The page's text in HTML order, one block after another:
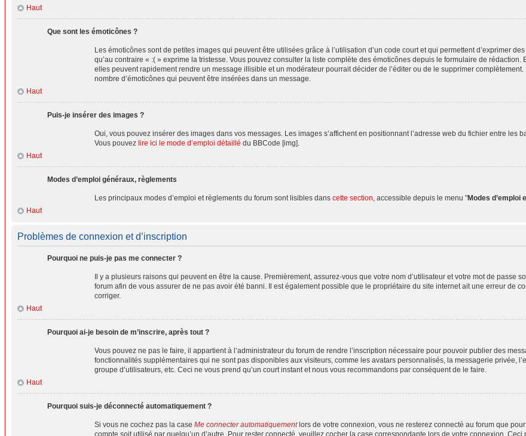
Haut
Que sont les émoticônes ?
Les émoticônes sont de petites images qui peuvent être utilisées grâce à l’utilisation d’un code court et qui permettent d’exprimer
qu’au contraire « :( » exprime la tristesse. Vous pouvez consulter la liste complète des émoticônes depuis le formulaire de
elles peuvent rapidement rendre un message illisible et un modérateur pourrait décider de l’éditer ou de le supprimer
nombre d’émoticônes qui peuvent être insérées dans un message.
Haut
Puis-je insérer des images ?
Oui, vous pouvez insérer des images dans vos messages. Les images s’affichent en positionnant l’adresse web du fichier entre les
Vous pouvez lire ici le mode d’emploi détaillé du BBCode [img].
Haut
Modes d’emploi généraux, règlements
Les principaux modes d’emploi et règlements du forum sont lisibles dans cette section , accessible depuis le menu "Modes d’emploi
Haut
Problèmes de connexion et d’inscription
Pourquoi ne puis-je pas me connecter ?
Il y a plusieurs raisons qui peuvent en être la cause. Premièrement, assurez-vous que votre nom d’utilisateur et votre mot de passe
forum afin de vous assurer de ne pas avoir été banni. Il est également possible que le propriétaire du site internet ait une erreur de
corriger.
Haut
Pourquoi ai-je besoin de m’inscrire, après tout ?
Vous pouvez ne pas le faire, il appartient à l’administrateur du forum de rendre l’inscription nécessaire pour pouvoir publier des
fonctionnalités supplémentaires qui ne sont pas disponibles aux visiteurs, comme les avatars personnalisés, la messagerie privée,
groupe d’utilisateurs, etc. Ceci ne vous prend qu’un court instant et nous vous recommandons par conséquent de le faire.
Haut
Pourquoi suis-je déconnecté automatiquement ?
Si vous ne cochez pas la case Me connecter automatiquementlors de votre connexion, vous ne resterez connecté au forum que
compte soit utilisé par quelqu’un d’autre. Pour rester connecté, veuillez cocher la case correspondante lors de votre connexion.